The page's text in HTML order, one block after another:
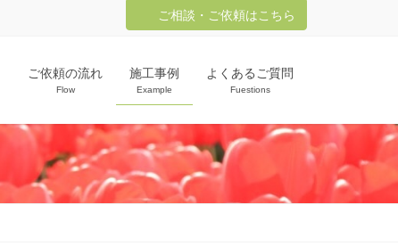
ご相談・ご依頼はこちら
ご依頼の流れ
Flow
施工事例
Example
よくあるご質問
Fuestions